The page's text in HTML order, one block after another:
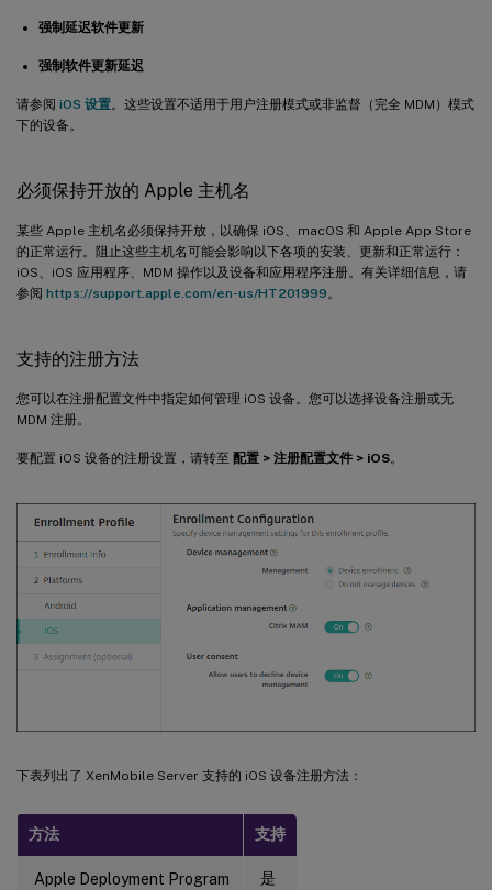
强制延迟软件更新
强制软件更新延迟
请参阅 iOS 设置。这些设置不适用于用户注册模式或非监督（完全 MDM）模式
下的设备。
必须保持开放的 Apple 主机名
某些 Apple 主机名必须保持开放，以确保 iOS、macOS 和 Apple App Store
的正常运行。阻止这些主机名可能会影响以下各项的安装、更新和正常运行：
iOS、iOS 应用程序、MDM 操作以及设备和应用程序注册。有关详细信息，请
参阅 https://support.apple.com/en-us/HT201999 。
支持的注册方法
您可以在注册配置文件中指定如何管理 iOS 设备。您可以选择设备注册或无
MDM 注册。
要配置 iOS 设备的注册设置，请转至 配置 > 注册配置文件 > iOS。
下表列出了 XenMobile Server 支持的 iOS 设备注册方法：
方法 支持
Apple Deployment Program 是